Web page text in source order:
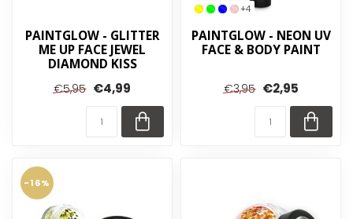
PAINTGLOW - GLITTER
ME UP FACE JEWEL
DIAMOND KISS
€5,95 €4,99
+4
PAINTGLOW - NEON UV
FACE & BODY PAINT
€3,95 €2,95
-16%